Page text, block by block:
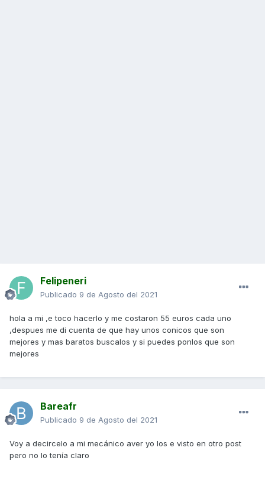
Felipeneri
Publicado 9 de Agosto del 2021
hola a mi ,e toco hacerlo y me costaron 55 euros cada uno
,despues me di cuenta de que hay unos conicos que son
mejores y mas baratos buscalos y si puedes ponlos que son
mejores
Bareafr
Publicado 9 de Agosto del 2021
Voy a decircelo a mi mecánico aver yo los e visto en otro post
pero no lo tenía claro